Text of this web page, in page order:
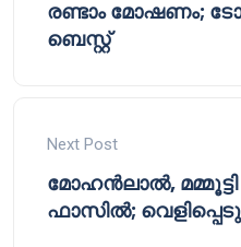
രണ്ടാം മോഷണം;
ബെസ്റ്റ്
Next Post
മോഹൻലാൽ,
ഫാസിൽ;